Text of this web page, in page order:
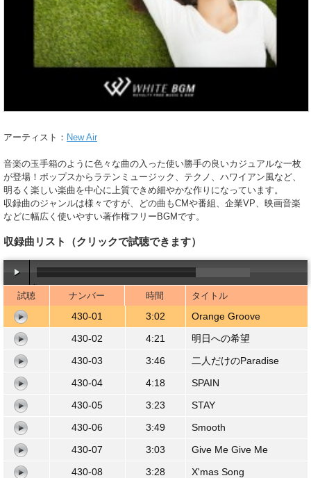
アーティスト： New Air
音楽の玉手箱のように色々な曲の入った使い勝手の良いカジュアルな一枚
が登場！ポップスからラテンミュージック、テクノ、ハワイアン風など、
明るく楽しい楽曲を中心に上質できめ細やかな作りになっています。
収録曲のジャンルは様々ですが、どの曲もCMや番組、企業VP、映画音楽
などに幅広く使いやすい著作権フリーBGMです。
収録曲リスト （クリックで試聴できます）
/03:02
試聴 ナンバー 時間 タイトル
430-01 3:02
Orange Groove
430-02
4:21
明日への希望
430-03
3:46
二人だけのParadise
430-04
4:18
SPAIN
430-05
3:23
STAY
430-06
3:49
Smooth
430-07
3:03
Give Me Give Me
430-08
3:28
X'mas Song